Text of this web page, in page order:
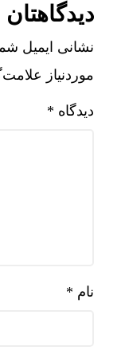
دیدگاهتان
نشانی ایمیل
موردنیاز
دیدگاه *
نام *